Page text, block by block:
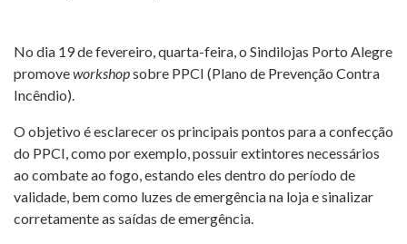
No dia 19 de fevereiro, quarta-feira, o Sindilojas Porto Alegre
promoveworkshopsobre PPCI (Plano de Prevenção Contra
Incêndio).
O objetivo é esclarecer os principais pontos para a confecção
do PPCI, como por exemplo, possuir extintores necessários
ao combate ao fogo, estando eles dentro do período de
validade, bem como luzes de emergência na loja e sinalizar
corretamente as saídas de emergência.